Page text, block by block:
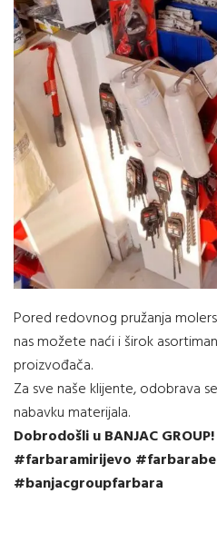
Pored redovnog pružanja
nas možete naći i širok
proizvođača.
Za sve naše klijente, odobrava
nabavku materijala.
Dobrodošli u BANJAC GROUP!
#farbaramirijevo
#banjacgroupfarbara